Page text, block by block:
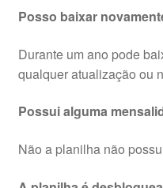
Posso baixar
Durante um ano pode
qualquer atualização ou
Possui alguma
Não a planilha não